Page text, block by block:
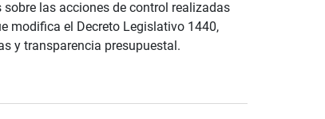
las acciones de control realizadas
modifica el Decreto Legislativo 1440,
y transparencia presupuestal.